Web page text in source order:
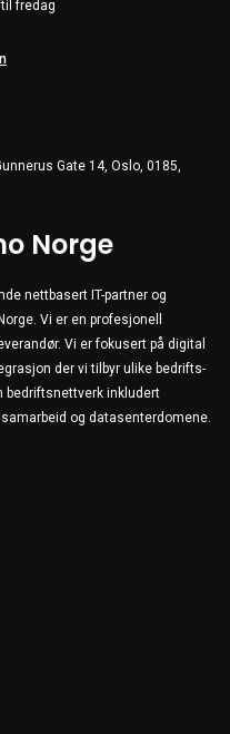
fredag
Gate 14, Oslo, 0185,
Norge
nettbasert IT-partner og
Vi er en profesjonell
Vi er fokusert på digital
der vi tilbyr ulike bedrifts-
bedriftsnettverk inkludert
og datasenterdomene.